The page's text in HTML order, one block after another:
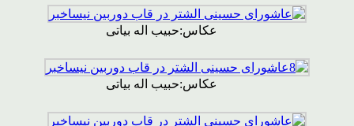
عکاس:حبیب اله بیاتی
عکاس:حبیب اله بیاتی